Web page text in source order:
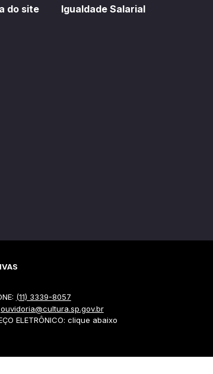
do site Igualdade Salarial
(11) 3339-8057
ouvidoria@cultura.sp.gov.br
ELETRÔNICO: clique abaixo